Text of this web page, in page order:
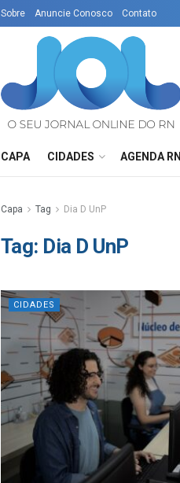
Sobre Anuncie Conosco Contato
CAPA CIDADES AGENDA RN
Capa Tag Dia D UnP
Tag: Dia D UnP
CIDADES